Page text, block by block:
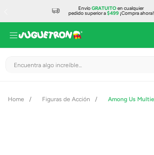
EnvíoGRATUITOen cualquier
pedido superior a$499¡Compra ahora!
Encuentra algo increíble...
Figuras de Acción